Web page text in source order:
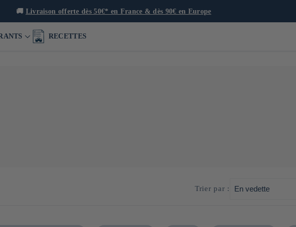
🚚 Livraison offerte dès 50€* en France & dès 90€ en Europe
RECETTES
Trier par :